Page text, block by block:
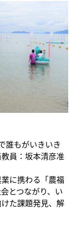
誰もがいきいき
員：坂本清彦准
に携わる「農福
とつながり、い
た課題発見、解